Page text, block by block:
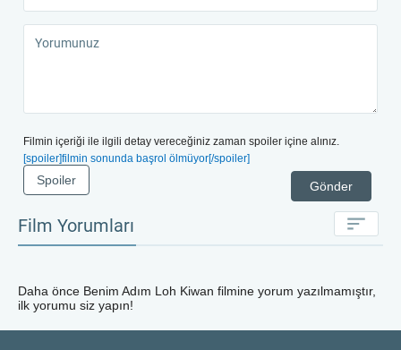
Filmin içeriği ile ilgili detay vereceğiniz zaman spoiler içine alınız.
[spoiler]filmin sonunda başrol ölmüyor[/spoiler]
Gönder
Spoiler
Film Yorumları
Daha önce Benim Adım Loh Kiwan filmine yorum yazılmamıştır,
ilk yorumu siz yapın!